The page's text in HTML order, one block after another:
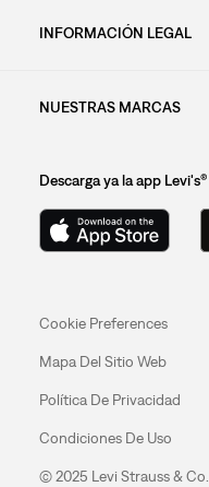
INFORMACIÓN LEGAL
NUESTRAS MARCAS
Descarga ya la app Levi's®
Cookie Preferences
Mapa Del Sitio Web
Política De Privacidad
Condiciones De Uso
© 2025 Levi Strauss & Co.